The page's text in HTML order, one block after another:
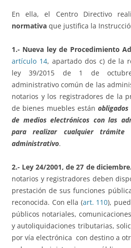
En ella, el Centro Directivo
normativa que justifica la
1.- Nueva ley de Procedimiento
artículo 14, apartado dos c) de la
ley 39/2015 de 1 de
administrativo común de las
notarios y los registradores de la
de bienes muebles están
de medios electrónicos con las
para realizar cualquier trámite
administrativo.
2.- Ley 24/2001, de27 de diciembre.
notarios y registradores deben
prestación de sus funciones
reconocida. Con ella (art. 110),
públicos notariales,
y autoliquidaciones tributarias,
por vía electrónica con destino a